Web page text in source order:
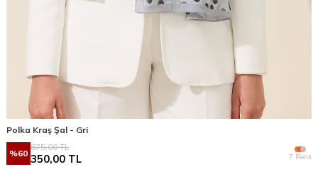
Polka Kraş Şal - Gri
%60
875,00TL
350,00 TL 7 Renk